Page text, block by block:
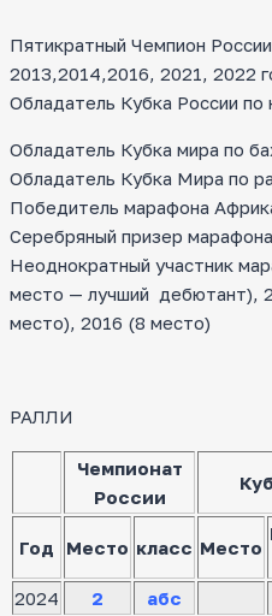
Пятикратный Чемпион
2013,2014,2016, 2021, 2022
Обладатель Кубка России по
Обладатель Кубка мира по
Обладатель Кубка Мира по
Победитель марафона
Серебряный призер
Неоднократный участник
место — лучший дебютант),
место), 2016 (8 место)
РАЛЛИ
Чемпионат
России
Год Место класс Место
2024
2 абс